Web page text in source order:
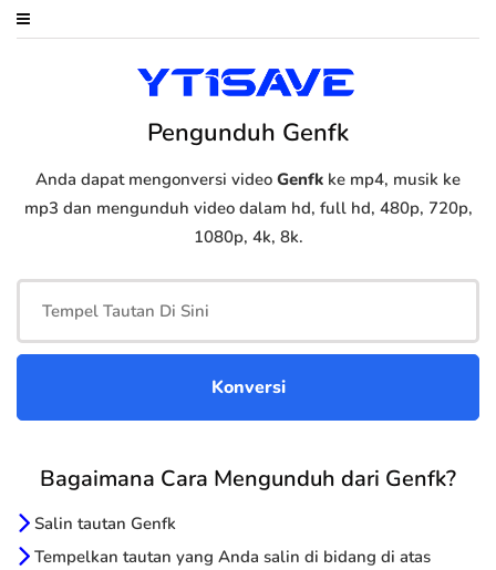
Pengunduh Genfk
Anda dapat mengonversi video Genfk ke mp4, musik ke
mp3 dan mengunduh video dalam hd, full hd, 480p, 720p,
1080p, 4k, 8k.
Bagaimana Cara Mengunduh dari Genfk?
Salin tautan Genfk
Tempelkan tautan yang Anda salin di bidang di atas